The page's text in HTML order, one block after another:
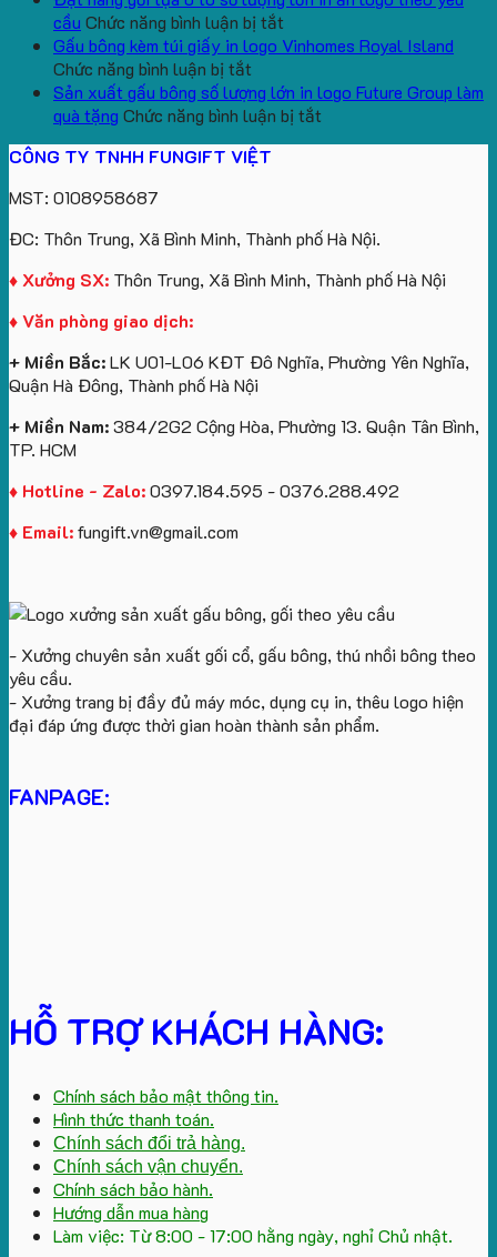
logo
aginode
yêu
cho
Học
Quà
Tặng
Logo
Lịch
Làm
Lữ
Hành
koala
xuất
in
Trung
tâm
KEO
cầu Chức năng bình luận bị tắt
Đặt
gối
tựa
lớn
in
ấn
cầu
Gấu bông kèm túi giấy in logo Vinhomes Royal Island
Chức năng bình luận bị tắt
Gấu
bông
túi
logo
Vinhomes
Royal
Sản xuất gấu bông số lượng lớn in logo Future Group làm
quà tặng Chức năng bình luận bị tắt
số
lượng
lớn
Group
quà
tặng
CÔNG TY TNHH FUNGIFT VIỆT
MST: 0108958687
ĐC: Thôn Trung, Xã Bình Minh, Thành phố Hà Nội.
♦ Xưởng SX: Thôn Trung, Xã Bình Minh, Thành phố Hà Nội
♦ Văn phòng giao dịch:
+ Miền Bắc:LK U01-L06 KĐT Đô Nghĩa, Phường Yên Nghĩa,
Quận Hà Đông, Thành phố Hà Nội
+ Miền Nam:384/2G2 Cộng Hòa, Phường 13. Quận Tân Bình,
TP. HCM
♦ Hotline - Zalo:0397.184.595 - 0376.288.492
♦ Email:fungift.vn@gmail.com
- Xưởng chuyên sản xuất gối cổ, gấu bông, thú nhồi bông theo
yêu cầu.
- Xưởng trang bị đầy đủ máy móc, dụng cụ in, thêu logo hiện
đại đáp ứng được thời gian hoàn thành sản phẩm.
FANPAGE:
HỖ TRỢ KHÁCH HÀNG:
Chính sách bảo mật thông tin.
Hình thức thanh toán.
Chính sách đổi trả hàng.
Chính sách vận chuyển.
Chính sách bảo hành.
Hướng dẫn mua hàng
Làm việc: Từ 8:00 - 17:00 hằng ngày, nghỉ Chủ nhật.